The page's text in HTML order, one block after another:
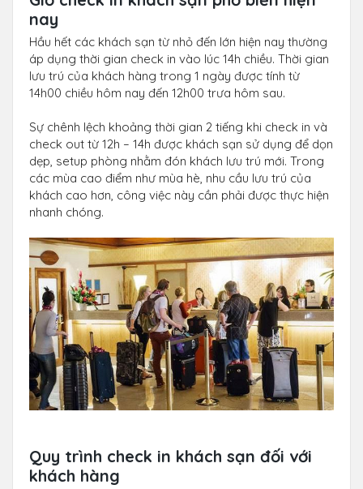
nay
Hầu hết các khách sạn từ nhỏ đến lớn hiện nay thường
áp dụng thời gian check in vào lúc 14h chiều. Thời gian
lưu trú của khách hàng trong 1 ngày được tính từ
14h00 chiều hôm nay đến 12h00 trưa hôm sau.
Sự chênh lệch khoảng thời gian 2 tiếng khi check in và
check out từ 12h – 14h được khách sạn sử dụng để dọn
dẹp, setup phòng nhằm đón khách lưu trú mới. Trong
các mùa cao điểm như mùa hè, nhu cầu lưu trú của
khách cao hơn, công việc này cần phải được thực hiện
nhanh chóng.
Quy trình check in khách sạn đối với
khách hàng